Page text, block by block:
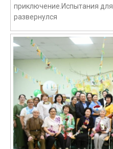
приключение.Испытания
развернулся